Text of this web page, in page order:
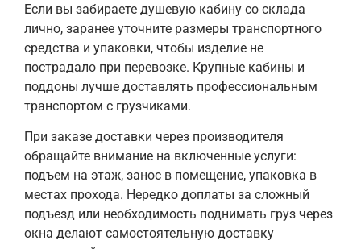
Если вы забираете душевую кабину со склада
лично, заранее уточните размеры транспортного
средства и упаковки, чтобы изделие не
пострадало при перевозке. Крупные кабины и
поддоны лучше доставлять профессиональным
транспортом с грузчиками.
При заказе доставки через производителя
обращайте внимание на включенные услуги:
подъем на этаж, занос в помещение, упаковка в
местах прохода. Нередко доплаты за сложный
подъезд или необходимость поднимать груз через
окна делают самостоятельную доставку